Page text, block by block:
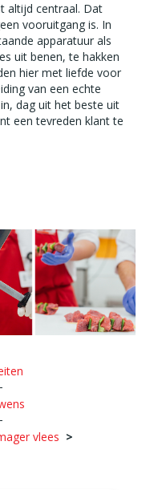
altijd centraal. Dat
vooruitgang is. In
apparatuur als
uit benen, te hakken
hier met liefde voor
van een echte
dag uit het beste uit
een tevreden klant te
vlees